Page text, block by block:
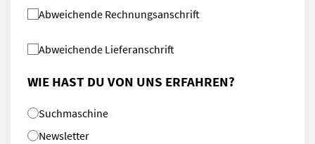
Abweichende Rechnungsanschrift
Abweichende Lieferanschrift
WIE HAST DU VON UNS ERFAHREN?
Suchmaschine
Newsletter